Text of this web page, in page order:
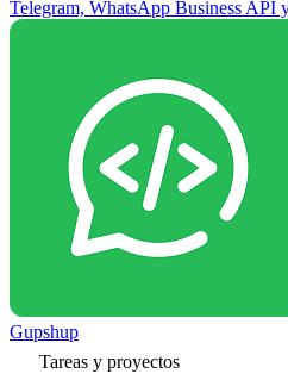
Telegram, WhatsApp Business API
Gupshup
Tareas y proyectos